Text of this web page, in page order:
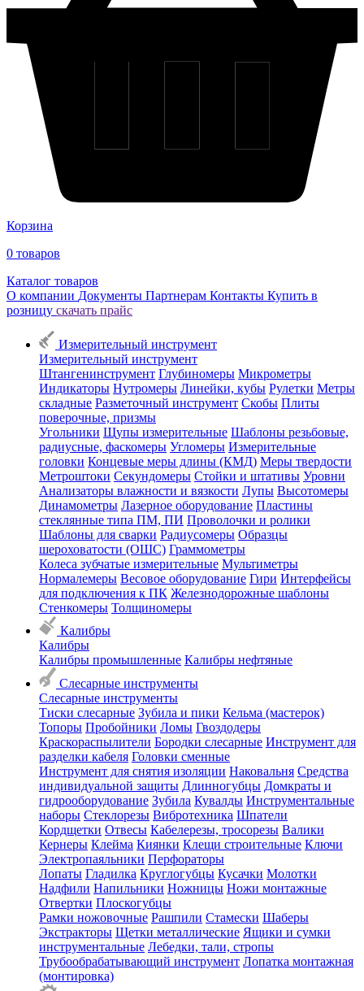
Корзина
0 товаров
Каталог товаров
О компании Документы Партнерам Контакты Купить в
розницу скачать прайс
Измерительный инструмент
Измерительный инструмент
Штангенинструмент Глубиномеры Микрометры
Индикаторы Нутромеры Линейки, кубы Рулетки Метры
складные Разметочный инструмент Скобы Плиты
поверочные, призмы
Угольники Щупы измерительные Шаблоны резьбовые,
радиусные, фаскомеры Угломеры Измерительные
головки Концевые меры длины (КМД) Меры твердости
Метроштоки Секундомеры Стойки и штативы Уровни
Анализаторы влажности и вязкости Лупы Высотомеры
Динамометры Лазерное оборудование Пластины
стеклянные типа ПМ, ПИ Проволочки и ролики
Шаблоны для сварки Радиусомеры Образцы
шероховатости (ОШС) Граммометры
Колеса зубчатые измерительные Мультиметры
Нормалемеры Весовое оборудование Гири Интерфейсы
для подключения к ПК Железнодорожные шаблоны
Стенкомеры Толщиномеры
Калибры
Калибры
Калибры промышленные Калибры нефтяные
Слесарные инструменты
Слесарные инструменты
Тиски слесарные Зубила и пики Кельма (мастерок)
Топоры Пробойники Ломы Гвоздодеры
Краскораспылители Бородки слесарные Инструмент для
разделки кабеля Головки сменные
Инструмент для снятия изоляции Наковальня Средства
индивидуальной защиты Длинногубцы Домкраты и
гидрооборудование Зубила Кувалды Инструментальные
наборы Стеклорезы Вибротехника Шпатели
Кордщетки Отвесы Кабелерезы, тросорезы Валики
Кернеры Клейма Киянки Клещи строительные Ключи
Электропаяльники Перфораторы
Лопаты Гладилка Круглогубцы Кусачки Молотки
Надфили Напильники Ножницы Ножи монтажные
Отвертки Плоскогубцы
Рамки ножовочные Рашпили Стамески Шаберы
Экстракторы Щетки металлические Ящики и сумки
инструментальные Лебедки, тали, стропы
Трубообрабатывающий инструмент Лопатка монтажная
(монтировка)